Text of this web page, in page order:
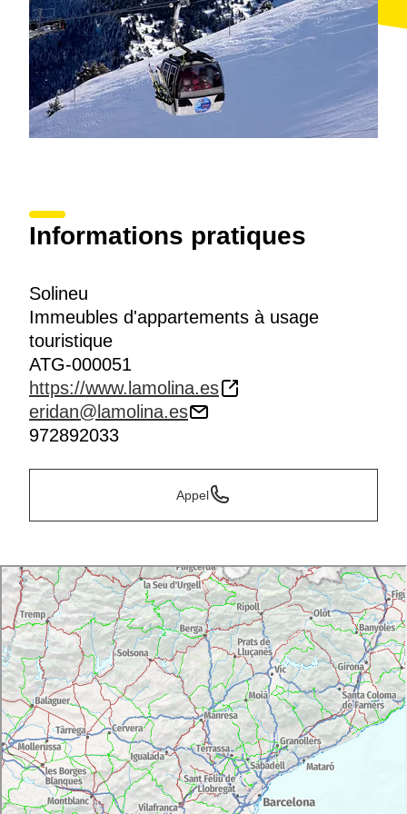
Informations pratiques
Solineu
Immeubles d'appartements à usage
touristique
ATG-000051
https://www.lamolina.es
eridan@lamolina.es
972892033
Appel